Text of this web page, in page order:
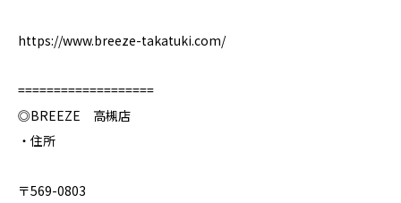
https://www.breeze-takatuki.com/
===================
◎BREEZE 高槻店
・住所
〒569-0803